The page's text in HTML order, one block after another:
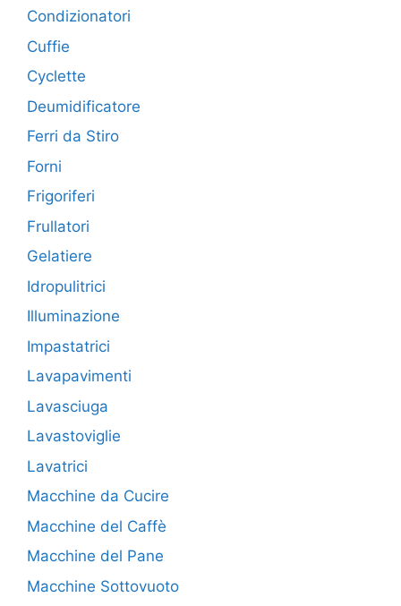
Condizionatori
Cuffie
Cyclette
Deumidificatore
Ferri da Stiro
Forni
Frigoriferi
Frullatori
Gelatiere
Idropulitrici
Illuminazione
Impastatrici
Lavapavimenti
Lavasciuga
Lavastoviglie
Lavatrici
Macchine da Cucire
Macchine del Caffè
Macchine del Pane
Macchine Sottovuoto